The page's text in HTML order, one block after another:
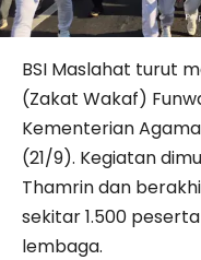
BSI Maslahat turut
(Zakat Wakaf)
Kementerian
(21/9). Kegiatan
Thamrin dan
sekitar 1.500
lembaga.